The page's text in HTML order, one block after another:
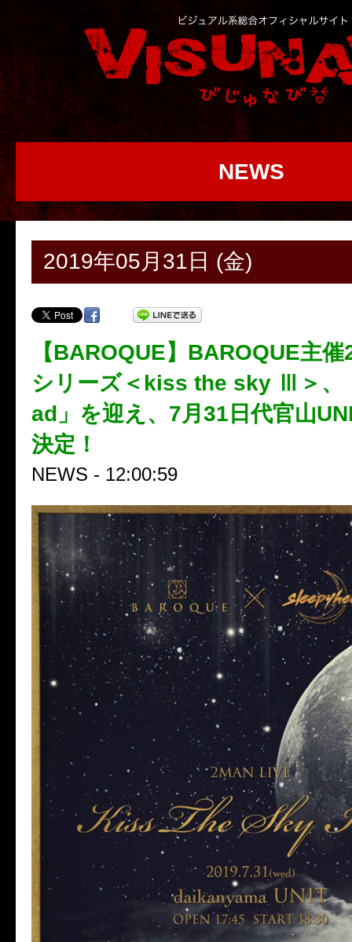
NEWS
2019年05月31日 (金)
【BAROQUE】BAROQUE主
シリーズ＜kiss the sky Ⅲ＞、
ad」を迎え、7月31日代官山
決定！
NEWS - 12:00:59